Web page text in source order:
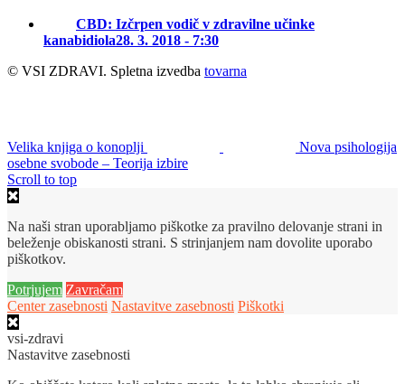
CBD: Izčrpen vodič v zdravilne učinke
kanabidiola28. 3. 2018 - 7:30
© VSI ZDRAVI. Spletna izvedba tovarna
Velika knjiga o konoplji
Nova psihologija
osebne svobode – Teorija izbire
Scroll to top
Na naši stran uporabljamo piškotke za pravilno delovanje strani in
beleženje obiskanosti strani. S strinjanjem nam dovolite uporabo
piškotkov.
Potrjujem Zavračam
Center zasebnosti Nastavitve zasebnosti Piškotki
vsi-zdravi
Nastavitve zasebnosti